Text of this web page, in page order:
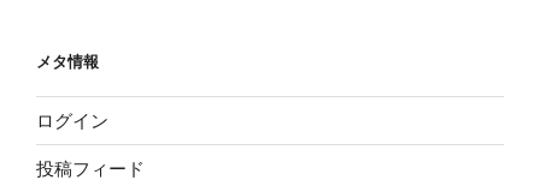
メタ情報
ログイン
投稿フィード